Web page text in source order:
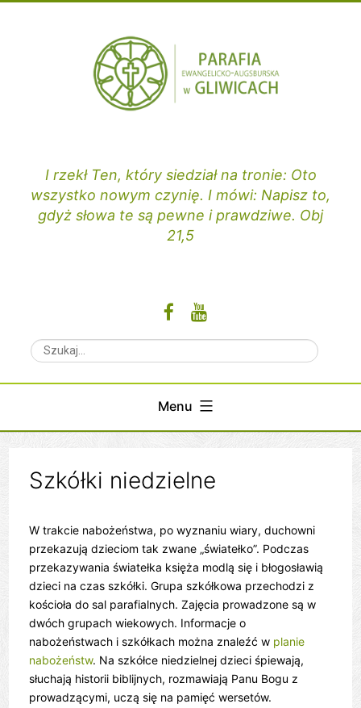
I rzekł Ten, który siedział na tronie: Oto
wszystko nowym czynię. I mówi: Napisz to,
gdyż słowa te są pewne i prawdziwe. Obj
21,5
Menu
Szkółki niedzielne
W trakcie nabożeństwa, po wyznaniu wiary, duchowni
przekazują dzieciom tak zwane „światełko”. Podczas
przekazywania światełka księża modlą się i błogosławią
dzieci na czas szkółki. Grupa szkółkowa przechodzi z
kościoła do sal parafialnych. Zajęcia prowadzone są w
dwóch grupach wiekowych. Informacje o
nabożeństwach i szkółkach można znaleźć w planie
nabożeństw. Na szkółce niedzielnej dzieci śpiewają,
słuchają historii biblijnych, rozmawiają Panu Bogu z
prowadzącymi, uczą się na pamięć wersetów.